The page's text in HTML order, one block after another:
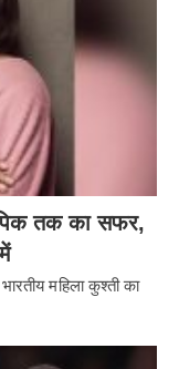
तक का सफर,
महिला कुश्ती का